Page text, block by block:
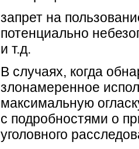
запрет на
потенциально
и т.д.
В случаях, когда
злонамеренное
максимальную
с подробностями о
уголовного